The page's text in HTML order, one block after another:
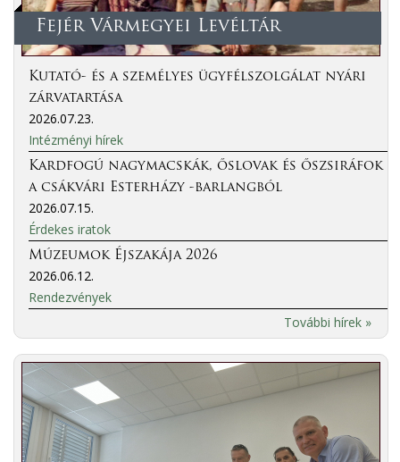
Fejér Vármegyei Levéltár
Kutató- és a személyes ügyfélszolgálat nyári
zárvatartása
2026.07.23.
Intézményi hírek
Kardfogú nagymacskák, őslovak és őszsiráfok
a csákvári Esterházy -barlangból
2026.07.15.
Érdekes iratok
Múzeumok Éjszakája 2026
2026.06.12.
Rendezvények
További hírek »